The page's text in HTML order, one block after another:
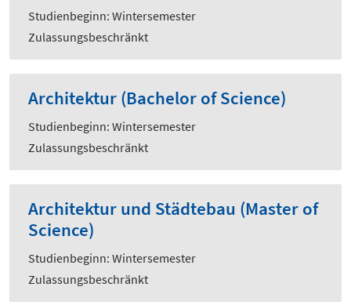
Studienbeginn: Wintersemester
Zulassungsbeschränkt
Architektur (Bachelor of Science)
Studienbeginn: Wintersemester
Zulassungsbeschränkt
Architektur und Städtebau (Master of
Science)
Studienbeginn: Wintersemester
Zulassungsbeschränkt